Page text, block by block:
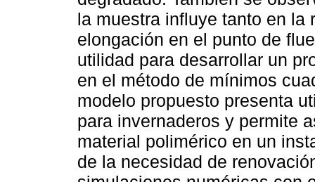
la muestra influye tanto en la
elongación en el punto de
utilidad para desarrollar un
en el método de mínimos
modelo propuesto presenta
para invernaderos y permite
material polimérico en un
de la necesidad de